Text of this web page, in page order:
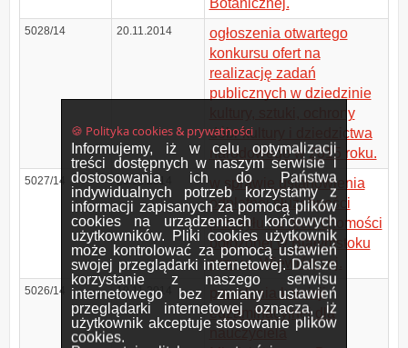
🍪 Polityka cookies & prywatności
Informujemy, iż w celu optymalizacji
treści dostępnych w naszym serwisie i
dostosowania ich do Państwa
indywidualnych potrzeb korzystamy z
informacji zapisanych za pomocą plików
cookies na urządzeniach końcowych
użytkowników. Pliki cookies użytkownik
może kontrolować za pomocą ustawień
swojej przeglądarki internetowej. Dalsze
korzystanie z naszego serwisu
internetowego bez zmiany ustawień
przeglądarki internetowej oznacza, iż
użytkownik akceptuje stosowanie plików
cookies.
5028/14 20.11.2014
ogłoszenia otwartego
konkursu ofert na
realizację zadań
publicznych w dziedzinie
kultury, sztuki, ochrony
dóbr kultury i dziedzictwa
narodowego w 2015 roku.
5027/14 20.11.2014
w sprawie ustanowienia
odpłatnej służebności
przesyłu na nieruchomości
położonej w Białymstoku
przy ul. Wiewiórczej.
5026/14 19.11.2014
powołania komisji
egzaminacyjnej dla
nauczyciela